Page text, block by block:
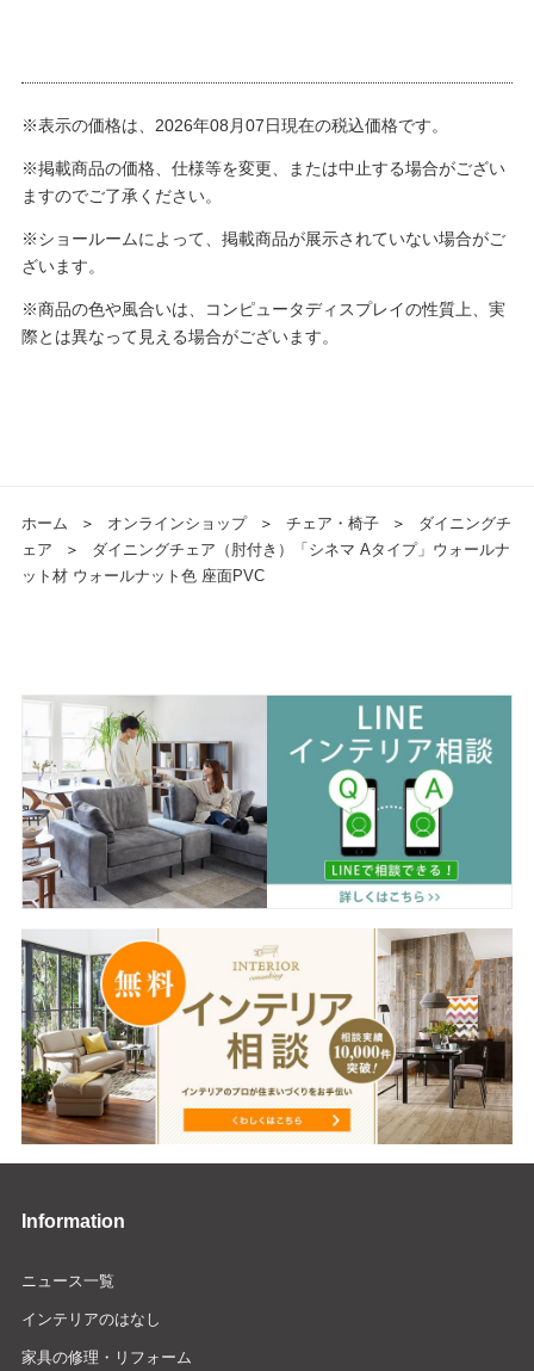
※表示の価格は、2026年08月07日現在の税込価格です。
※掲載商品の価格、仕様等を変更、または中止する場合がござい
ますのでご了承ください。
※ショールームによって、掲載商品が展示されていない場合がご
ざいます。
※商品の色や風合いは、コンピュータディスプレイの性質上、実
際とは異なって見える場合がございます。
ホーム ＞ オンラインショップ ＞ チェア・椅子 ＞
ダイニングチ
ェア
＞
ダイニングチェア（肘付き）「シネマ Aタイプ」ウォールナ
ット材 ウォールナット色 座面PVC
Information
ニュース一覧
インテリアのはなし
家具の修理・リフォーム